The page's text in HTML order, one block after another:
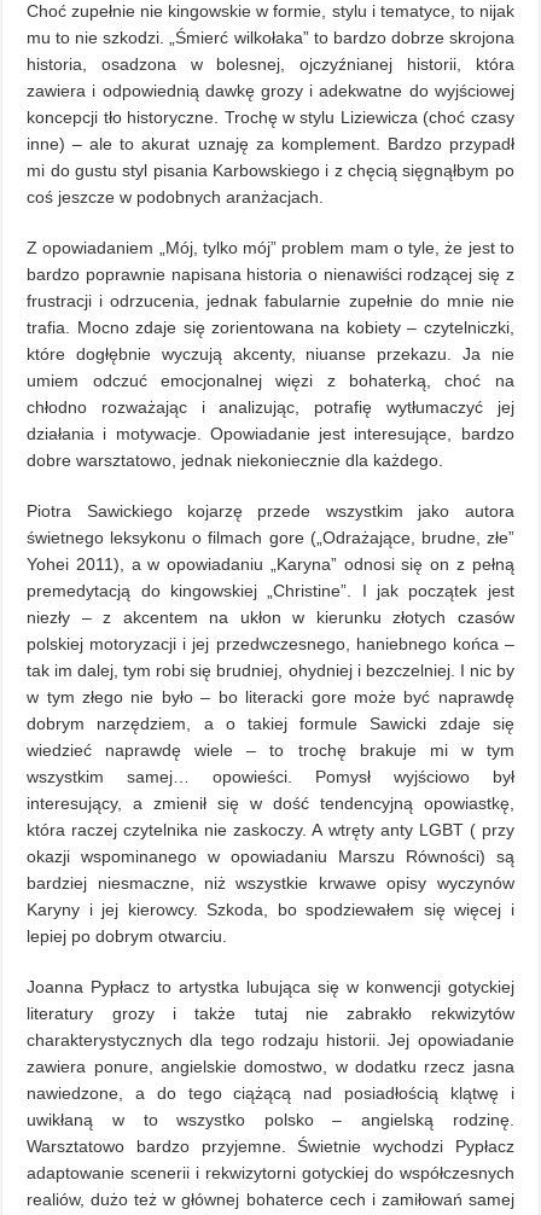
Choć zupełnie nie kingowskie w formie, stylu i tematyce, to nijak
mu to nie szkodzi. „Śmierć wilkołaka” to bardzo dobrze skrojona
historia, osadzona w bolesnej, ojczyźnianej historii, która
zawiera i odpowiednią dawkę grozy i adekwatne do wyjściowej
koncepcji tło historyczne. Trochę w stylu Liziewicza (choć czasy
inne) – ale to akurat uznaję za komplement. Bardzo przypadł
mi do gustu styl pisania Karbowskiego i z chęcią sięgnąłbym po
coś jeszcze w podobnych aranżacjach.
Z opowiadaniem „Mój, tylko mój” problem mam o tyle, że jest to
bardzo poprawnie napisana historia o nienawiści rodzącej się z
frustracji i odrzucenia, jednak fabularnie zupełnie do mnie nie
trafia. Mocno zdaje się zorientowana na kobiety – czytelniczki,
które dogłębnie wyczują akcenty, niuanse przekazu. Ja nie
umiem odczuć emocjonalnej więzi z bohaterką, choć na
chłodno rozważając i analizując, potrafię wytłumaczyć jej
działania i motywacje. Opowiadanie jest interesujące, bardzo
dobre warsztatowo, jednak niekoniecznie dla każdego.
Piotra Sawickiego kojarzę przede wszystkim jako autora
świetnego leksykonu o filmach gore („Odrażające, brudne, złe”
Yohei 2011), a w opowiadaniu „Karyna” odnosi się on z pełną
premedytacją do kingowskiej „Christine”. I jak początek jest
niezły – z akcentem na ukłon w kierunku złotych czasów
polskiej motoryzacji i jej przedwczesnego, haniebnego końca –
tak im dalej, tym robi się brudniej, ohydniej i bezczelniej. I nic by
w tym złego nie było – bo literacki gore może być naprawdę
dobrym narzędziem, a o takiej formule Sawicki zdaje się
wiedzieć naprawdę wiele – to trochę brakuje mi w tym
wszystkim samej… opowieści. Pomysł wyjściowo był
interesujący, a zmienił się w dość tendencyjną opowiastkę,
która raczej czytelnika nie zaskoczy. A wtręty anty LGBT ( przy
okazji wspominanego w opowiadaniu Marszu Równości) są
bardziej niesmaczne, niż wszystkie krwawe opisy wyczynów
Karyny i jej kierowcy. Szkoda, bo spodziewałem się więcej i
lepiej po dobrym otwarciu.
Joanna Pypłacz to artystka lubująca się w konwencji gotyckiej
literatury grozy i także tutaj nie zabrakło rekwizytów
charakterystycznych dla tego rodzaju historii. Jej opowiadanie
zawiera ponure, angielskie domostwo, w dodatku rzecz jasna
nawiedzone, a do tego ciążącą nad posiadłością klątwę i
uwikłaną w to wszystko polsko – angielską rodzinę.
Warsztatowo bardzo przyjemne. Świetnie wychodzi Pypłacz
adaptowanie scenerii i rekwizytorni gotyckiej do współczesnych
realiów, dużo też w głównej bohaterce cech i zamiłowań samej